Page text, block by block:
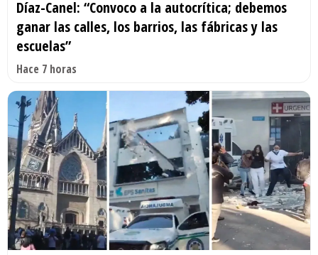
Díaz-Canel: “Convoco a la autocrítica; debemos
ganar las calles, los barrios, las fábricas y las
escuelas”
Hace 7 horas